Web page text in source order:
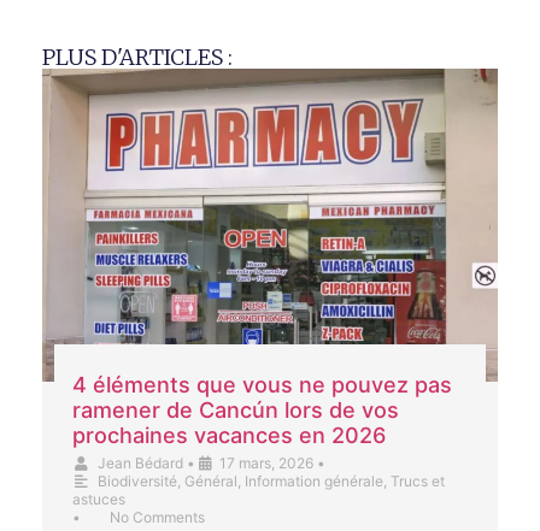
PLUS D'ARTICLES :
4 éléments que vous ne pouvez pas
ramener de Cancún lors de vos
prochaines vacances en 2026
Jean Bédard • 17 mars, 2026 •
Biodiversité, Général, Information générale, Trucs et
astuces
•
No Comments